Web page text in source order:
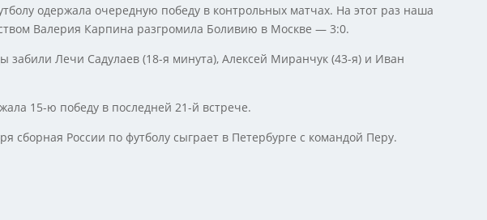
одержала очередную победу в контрольных матчах. На этот раз наша
Валерия Карпина разгромила Боливию в Москве — 3:0.
забили Лечи Садулаев (18-я минута), Алексей Миранчук (43-я) и Иван
15-ю победу в последней 21-й встрече.
сборная России по футболу сыграет в Петербурге с командой Перу.